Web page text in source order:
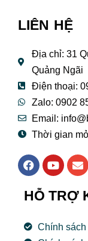
LIÊN HỆ
Địa chỉ: 31
Quảng Ngãi
Điện thoại:
Zalo: 0902
Email:
Thời gian
F
a
e
b
o
k
Y
o
t
u
e
E
n
e
l
p
e
HỖ TRỢ
Chính sách